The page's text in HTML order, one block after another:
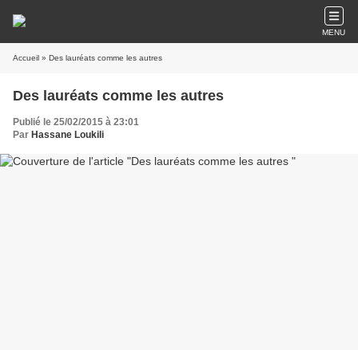
MENU
Accueil » Des lauréats comme les autres
Des lauréats comme les autres
Publié le 25/02/2015 à 23:01
Par Hassane Loukili